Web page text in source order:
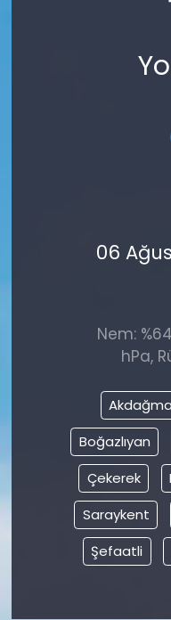
06
Nem:
hPa,
Boğazlıyan
Çekerek
Saraykent
Şefaatli